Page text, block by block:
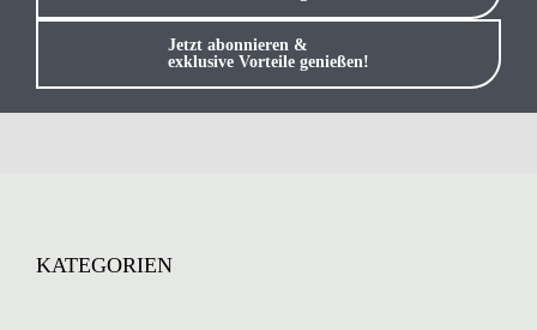
Anmelden / Registrieren
Jetzt abonnieren &
exklusive Vorteile genießen!
KATEGORIEN